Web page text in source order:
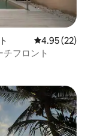
レビュー22
4.95 (22)
フロント